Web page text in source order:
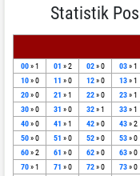
Statistik
00» 1 01 » 2 02» 0 03» 1
10» 0 11 » 0 12» 0 13» 1
20» 0 21 » 1 22» 0 23» 1
30» 0 31 » 0 32» 1 33» 1
40» 0 41 » 1 42» 0 43» 2
50» 0 51 » 0 52» 0 53» 0
60» 2 61 » 0 62» 0 63» 0
70» 1 71 » 0 72» 0 73» 0